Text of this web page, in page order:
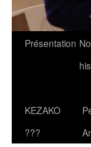
Aller
Présentation
KEZAKO
???